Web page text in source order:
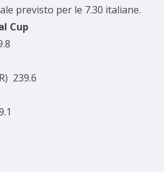
previsto per le 7.30 italiane.
Cup
239.6